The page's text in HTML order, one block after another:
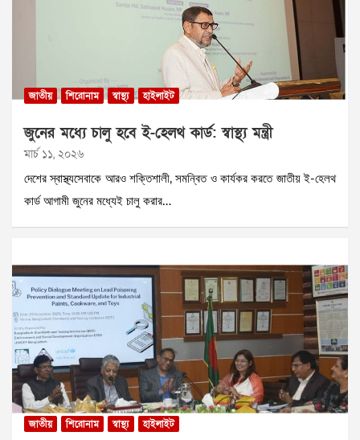
জাতীয় শিরোনাম স্বাস্থ্য হাইলাইট
জুনের মধ্যে চালু হবে ই-হেলথ কার্ড: স্বাস্থ্য মন্ত্রী
মার্চ ১১, ২০২৬
দেশের স্বাস্থ্যসেবাকে আরও শক্তিশালী, সমন্বিত ও কার্যকর করতে জাতীয় ই-হেলথ
কার্ড আগামী জুনের মধ্যেই চালু করার…
জাতীয় শিরোনাম স্বাস্থ্য হাইলাইট